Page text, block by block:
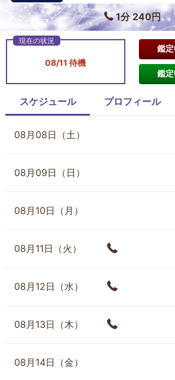
1分 240円
08/11 待機
鑑定
鑑定
スケジュール プロフィール
08月08日（土）
08月09日（日）
08月10日（月）
08月11日（火）
08月12日（水）
08月13日（木）
08月14日（金）